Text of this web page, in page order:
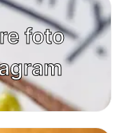
foto